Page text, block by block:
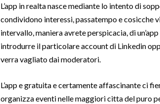
L’app in realta nasce mediante lo intento di
condividono interessi, passatempo e cosicche
intervallo, maniera avrete perspicacia, di
introdurre il particolare account di Linkedin
verra vagliato dai moderatori.
L’app e gratuita e certamente affascinante ci
organizza eventi nelle maggiori citta del puro